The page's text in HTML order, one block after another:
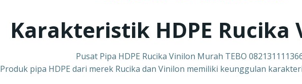
Karakteristik HDPE Rucika
Pusat Pipa HDPE Rucika Vinilon Murah TEBO
Produk pipa HDPE dari merek Rucika dan Vinilon memiliki keunggulan